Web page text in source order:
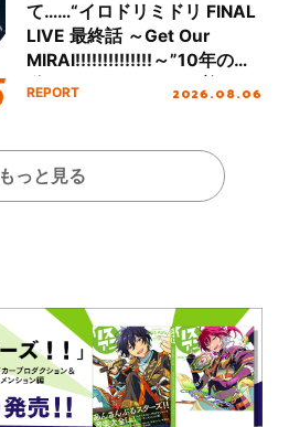
て……“イロドリミドリ FINAL
LIVE 最終話 ～Get Our
MIRAI!!!!!!!!!!!!!!～”10年の活
動を経てファイナルを迎える
REPORT 2026.08.06
もっと見る